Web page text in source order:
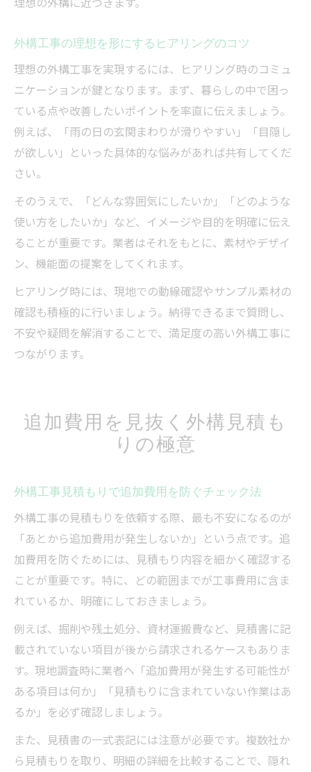
外構工事の理想を形にするヒアリングのコツ
理想の外構工事を実現するには、ヒアリング時のコミュ
ニケーションが鍵となります。まず、暮らしの中で困っ
ている点や改善したいポイントを率直に伝えましょう。
例えば、「雨の日の玄関まわりが滑りやすい」「目隠し
が欲しい」といった具体的な悩みがあれば共有してくだ
さい。
そのうえで、「どんな雰囲気にしたいか」「どのような
使い方をしたいか」など、イメージや目的を明確に伝え
ることが重要です。業者はそれをもとに、素材やデザイ
ン、機能面の提案をしてくれます。
ヒアリング時には、現地での動線確認やサンプル素材の
確認も積極的に行いましょう。納得できるまで質問し、
不安や疑問を解消することで、満足度の高い外構工事に
つながります。
追加費用を見抜く外構見積も
りの極意
外構工事見積もりで追加費用を防ぐチェック法
外構工事の見積もりを依頼する際、最も不安になるのが
「あとから追加費用が発生しないか」という点です。追
加費用を防ぐためには、見積もり内容を細かく確認する
ことが重要です。特に、どの範囲までが工事費用に含ま
れているか、明確にしておきましょう。
例えば、掘削や残土処分、資材運搬費など、見積書に記
載されていない項目が後から請求されるケースもありま
す。現地調査時に業者へ「追加費用が発生する可能性が
ある項目は何か」「見積もりに含まれていない作業はあ
るか」を必ず確認しましょう。
また、見積書の一式表記には注意が必要です。複数社か
ら見積もりを取り、明細の詳細を比較することで、隠れ